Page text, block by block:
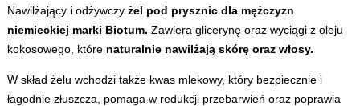
Nawilżający i odżywczy żel pod prysznic dla mężczyzn
niemieckiej marki Biotum. Zawiera glicerynę oraz wyciągi z oleju
kokosowego, którenaturalnie nawilżają skórę oraz włosy.
W skład żelu wchodzi także kwas mlekowy, który bezpiecznie i
łagodnie złuszcza, pomaga w redukcji przebarwień oraz poprawia